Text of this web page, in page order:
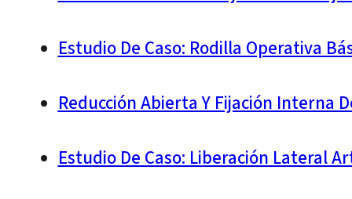
Estudio De Caso: Rodilla Operativa
Reducción Abierta Y Fijación Interna
Estudio De Caso: Liberación Lateral